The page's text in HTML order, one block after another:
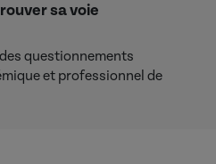
sa voie
questionnements
et professionnel de
des conseils pour guider